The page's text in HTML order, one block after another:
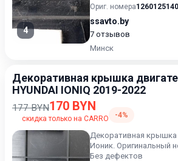
4
Ориг. номера1260125140
ssavto.by
7 отзывов
Минск
Декоративная крышка
HYUNDAI IONIQ 2019-2022
177 BYN170 BYN
скидка только на CARRO -4%
Декоративная крышка
Ионик. Оригинальный
Без дефектов